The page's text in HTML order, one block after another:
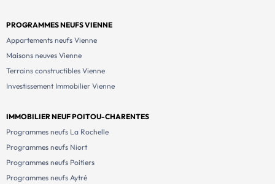
PROGRAMMES NEUFS VIENNE
Appartements neufs Vienne
Maisons neuves Vienne
Terrains constructibles Vienne
Investissement Immobilier Vienne
IMMOBILIER NEUF POITOU-CHARENTES
Programmes neufs La Rochelle
Programmes neufs Niort
Programmes neufs Poitiers
Programmes neufs Aytré